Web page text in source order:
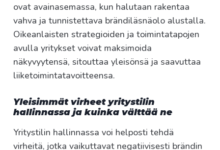
ovat avainasemassa, kun halutaan rakentaa
vahva ja tunnistettava brändiläsnäolo alustalla.
Oikeanlaisten strategioiden ja toimintatapojen
avulla yritykset voivat maksimoida
näkyvyytensä, sitouttaa yleisönsä ja saavuttaa
liiketoimintatavoitteensa.
Yleisimmät virheet yritystilin
hallinnassa ja kuinka välttää ne
Yritystilin hallinnassa voi helposti tehdä
virheitä, jotka vaikuttavat negatiivisesti brändin